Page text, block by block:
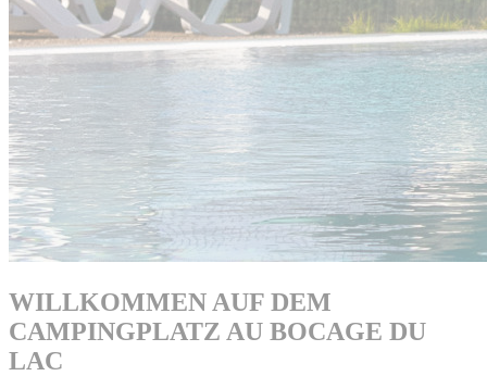
WILLKOMMEN AUF DEM
CAMPINGPLATZ AU BOCAGE DU
LAC